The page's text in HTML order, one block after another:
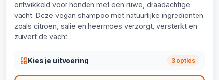
ontwikkeld voor honden met een ruwe, draadachtige
vacht. Deze vegan shampoo met natuurlijke ingrediënten
zoals citroen, salie en heermoes verzorgt, versterkt en
zuivert de vacht.
Kies je uitvoering 3 opties